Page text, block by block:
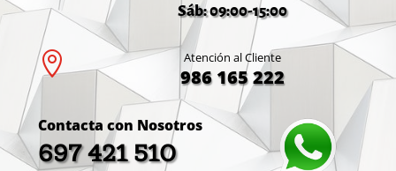
Sáb: 09:00-15:00
 Atención al Cliente
986 165 222
Contacta con Nosotros
697 421 510